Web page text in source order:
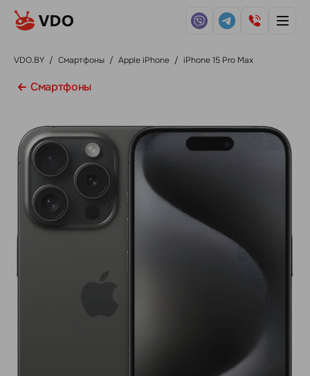
VDO.BY / Смартфоны / Apple iPhone / iPhone 15 Pro Max
Смартфоны